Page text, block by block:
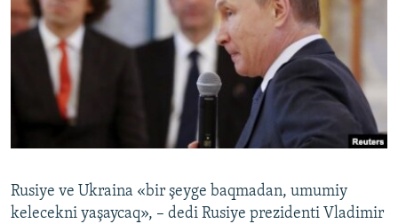
SÜRET
BLOGLAR
FİKİR
Русский
Українською
QOŞULIÑIZ!
Rusiye ve Ukraina «bir şeyge baqmadan, umumiy
kelecekni yaşaycaq», – dedi Rusiye prezidenti Vladimir